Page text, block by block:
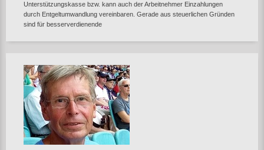
Unterstützungskasse bzw. kann auch der Arbeitnehmer Einzahlungen
durch Entgeltumwandlung vereinbaren. Gerade aus steuerlichen Gründen
sind für besserverdienende